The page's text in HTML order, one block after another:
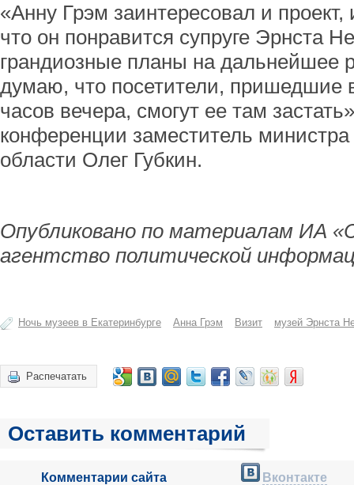
«Анну Грэм заинтересовал и
что он понравится супруге Эрнста
грандиозные планы на дальнейшее
думаю, что посетители, пришедшие
часов вечера, смогут ее там
конференции заместитель
области Олег Губкин.
Опубликовано по материалам ИА
агентство политической
Ночь музеев в Екатеринбурге Анна Грэм Визит музей Эрнста
Распечатать
Оставить комментарий
Комментарии сайта Вконтакте